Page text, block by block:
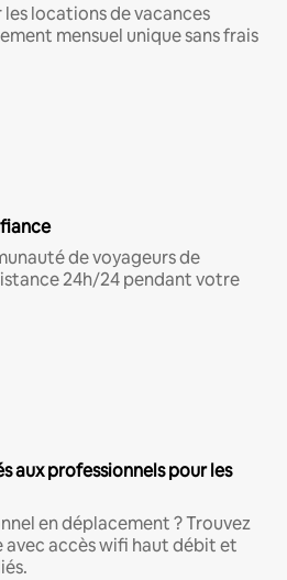
locations de vacances
mensuel unique sans frais
de voyageurs de
24h/24 pendant votre
aux professionnels pour les
en déplacement ? Trouvez
avec accès wifi haut débit et